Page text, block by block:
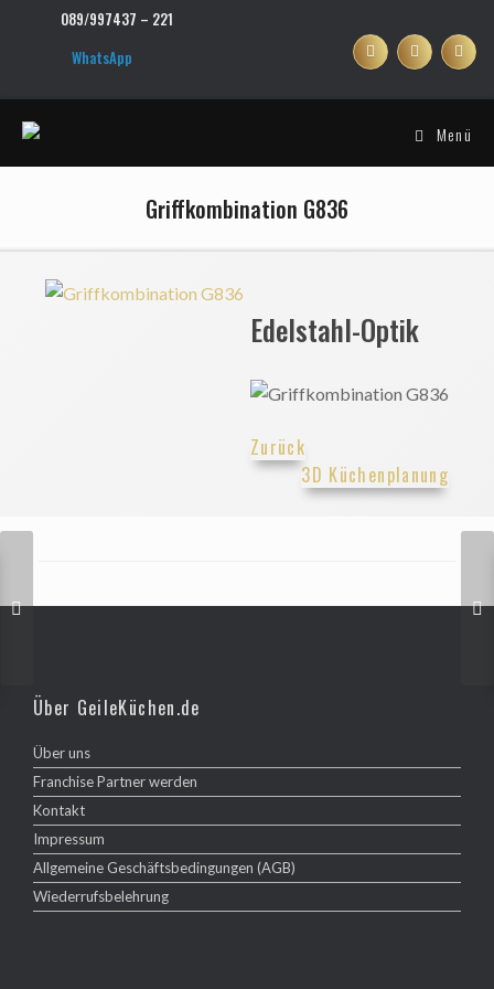
089/997437 – 221
WhatsApp
Menü
Griffkombination G836
Edelstahl-Optik
Zurück
3D Küchenplanung
Über GeileKüchen.de
Über uns
Franchise Partner werden
Kontakt
Impressum
Allgemeine Geschäftsbedingungen (AGB)
Wiederrufsbelehrung